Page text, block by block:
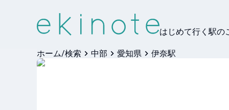
はじめて行く駅の
ホーム/検索 中部 愛知県 伊奈駅